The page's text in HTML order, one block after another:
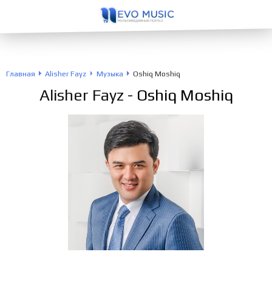
Главная Alisher Fayz Музыка Oshiq Moshiq
Alisher Fayz - Oshiq Moshiq